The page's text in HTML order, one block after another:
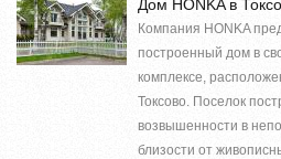
Дом HONKA в
Компания HONKA
построенный дом в
комплексе,
Токсово. Поселок
возвышенности в
близости от